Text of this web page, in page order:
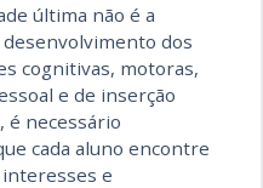
última não é a
dos
cognitivas, motoras,
e de inserção
é necessário
cada aluno encontre
interesses e